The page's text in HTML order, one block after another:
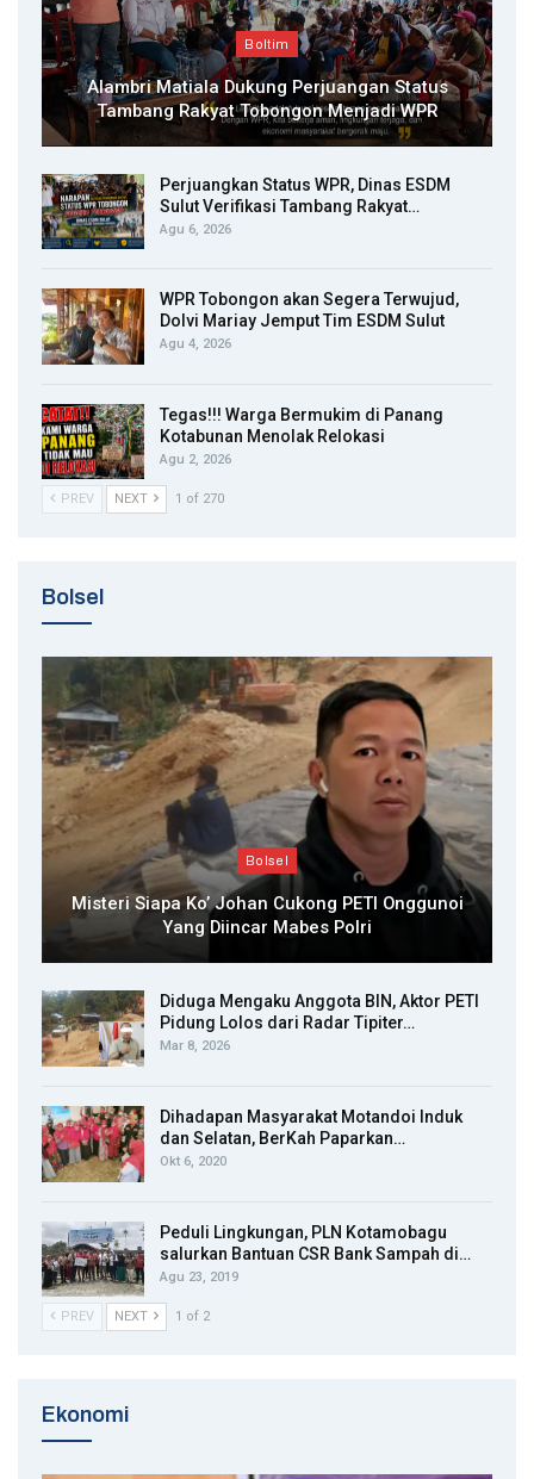
Boltim
Alambri Matiala Dukung Perjuangan Status
Tambang Rakyat Tobongon Menjadi WPR
Perjuangkan Status WPR, Dinas ESDM
Sulut Verifikasi Tambang Rakyat…
Agu 6, 2026
WPR Tobongon akan Segera Terwujud,
Dolvi Mariay Jemput Tim ESDM Sulut
Agu 4, 2026
Tegas!!! Warga Bermukim di Panang
Kotabunan Menolak Relokasi
Agu 2, 2026
PREV NEXT 1 of 270
Bolsel
Bolsel
Misteri Siapa Ko’ Johan Cukong PETI Onggunoi
Yang Diincar Mabes Polri
Diduga Mengaku Anggota BIN, Aktor PETI
Pidung Lolos dari Radar Tipiter…
Mar 8, 2026
Dihadapan Masyarakat Motandoi Induk
dan Selatan, BerKah Paparkan…
Okt 6, 2020
Peduli Lingkungan, PLN Kotamobagu
salurkan Bantuan CSR Bank Sampah di…
Agu 23, 2019
PREV NEXT 1 of 2
Ekonomi